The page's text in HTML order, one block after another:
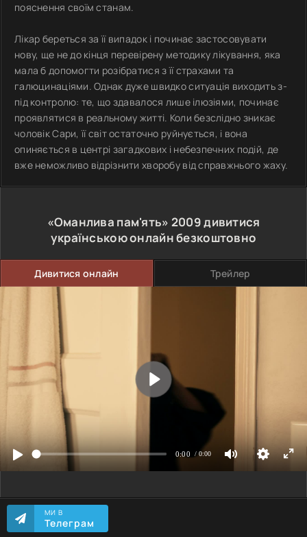
пояснення своїм станам.
Лікар береться за її випадок і починає застосовувати
нову, ще не до кінця перевірену методику лікування, яка
мала б допомогти розібратися з її страхами та
галюцинаціями. Однак дуже швидко ситуація виходить з-
під контролю: те, що здавалося лише ілюзіями, починає
проявлятися в реальному житті. Коли безслідно зникає
чоловік Сари, її світ остаточно руйнується, і вона
опиняється в центрі загадкових і небезпечних подій, де
вже неможливо відрізнити хворобу від справжнього жаху.
«Оманлива пам'ять» 2009дивитися
українською онлайн безкоштовно
Дивитися онлайн Трейлер
МИ В
Телеграм